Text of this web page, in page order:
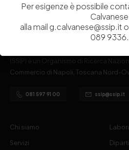
Istituita a Napoli per Regio Decreto nel
(SSIP) è un Organismo di Ricerca
Commercio di Napoli, Toscana Nord-
081 597 91 00 ssip@ssip.it
Chi siamo
Servizi
Per esigenze è possibile
Calvanese
alla mail g.calvanese@ssip.it
089 9336.